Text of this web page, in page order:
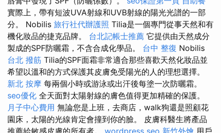
實際上，帶有短波UVA射線和UVB射線的陽光光譜的一部
分。 Nobilis 旅行社代辦護照 Tilia是一個專門從事天然和有
機化妝品的捷克品牌。 台北記帳士推薦 它提供由天然成分
製成的SPF防曬霜，不含合成化學品。 台中 整復 Nobilis
台北 撥筋 Tilia的SPF面霜非常適合那些喜歡天然化妝品並
希望以溫和的方式保護其皮膚免受陽光的人的理想選擇。
新北 按摩 每兩個小時或游泳或出汗後每塗一次防曬霜。
seo優化 全天面對太陽射線的膚色值得更加精確的保護。
月子中心費用 無論您是上班，去商店，walk狗還是照顧花
園床，太陽的光線肯定會撞到你的臉。 皮膚科醫生將產品
推薦給敏感皮膚的所有者。 wordpress seo 新竹外燴 用戶